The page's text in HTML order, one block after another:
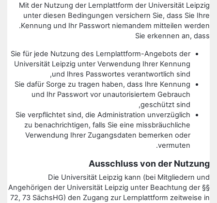
Mit der Nutzung der Lernplattform der Universität Leipzig
unter diesen Bedingungen versichern Sie, dass Sie Ihre
Kennung und Ihr Passwort niemandem mitteilen werden.
Sie erkennen an, dass
Sie für jede Nutzung des Lernplattform-Angebots der
Universität Leipzig unter Verwendung Ihrer Kennung
und Ihres Passwortes verantwortlich sind,
Sie dafür Sorge zu tragen haben, dass Ihre Kennung
und Ihr Passwort vor unautorisiertem Gebrauch
geschützt sind,
Sie verpflichtet sind, die Administration unverzüglich
zu benachrichtigen, falls Sie eine missbräuchliche
Verwendung Ihrer Zugangsdaten bemerken oder
vermuten.
Ausschluss von der Nutzung
Die Universität Leipzig kann (bei Mitgliedern und
Angehörigen der Universität Leipzig unter Beachtung der §§
72, 73 SächsHG) den Zugang zur Lernplattform zeitweise in